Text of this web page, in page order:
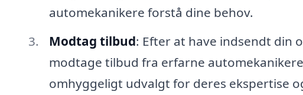
automekanikere forstå dine behov.
Modtag tilbud: Efter at have indsendt din
modtage tilbud fra erfarne
omhyggeligt udvalgt for deres ekspertise